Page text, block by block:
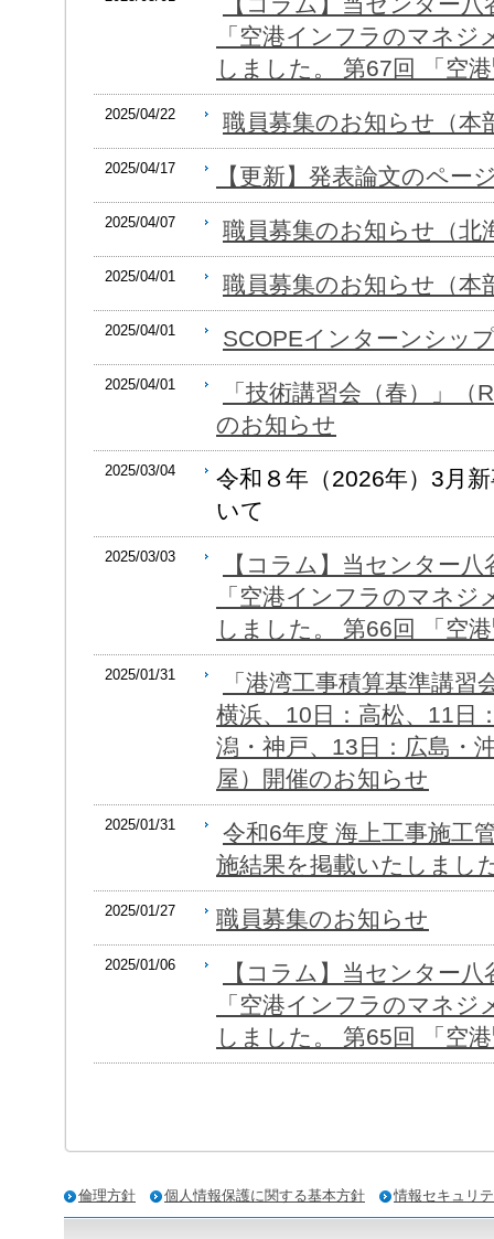
「空港インフラのマネ
しました。 第67回 「空
2025/04/22 職員募集のお知らせ（本
2025/04/17 【更新】発表論文のペー
2025/04/07 職員募集のお知らせ（北
2025/04/01 職員募集のお知らせ（本
2025/04/01 SCOPEインターンシッ
2025/04/01
「技術講習会（春）」
のお知らせ
2025/03/04
令和８年（2026年）3月
いて
2025/03/03
【コラム】当センター
「空港インフラのマネ
しました。 第66回 「空
2025/01/31
「港湾工事積算基準講
横浜、10日：高松、11日
潟・神戸、13日：広島・
屋）開催のお知らせ
2025/01/31
令和6年度 海上工事施工
施結果を掲載いたしまし
2025/01/27 職員募集のお知らせ
2025/01/06
【コラム】当センター
「空港インフラのマネ
しました。 第65回 「空
倫理方針 個人情報保護に関する基本方針 情報セキュリ